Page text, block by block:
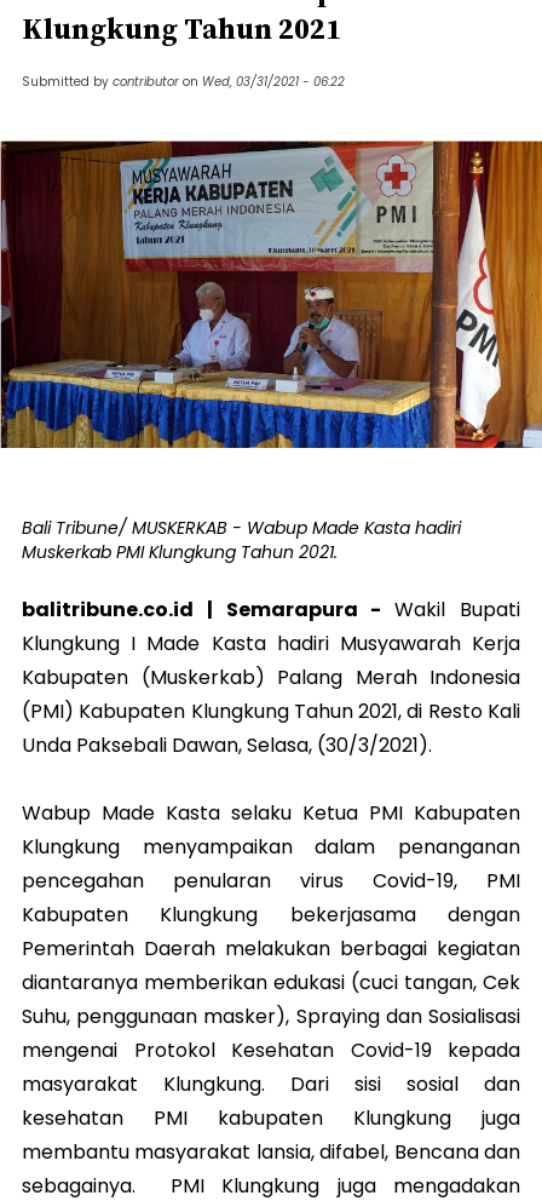
Klungkung Tahun 2021
Submitted by contributor on Wed, 03/31/2021 - 06:22
Bali Tribune/ MUSKERKAB - Wabup Made Kasta hadiri
Muskerkab PMI Klungkung Tahun 2021.
balitribune.co.id | Semarapura -Wakil Bupati
Klungkung I Made Kasta hadiri Musyawarah Kerja
Kabupaten (Muskerkab) Palang Merah Indonesia
(PMI) Kabupaten Klungkung Tahun 2021, di Resto Kali
Unda Paksebali Dawan, Selasa, (30/3/2021).
Wabup Made Kasta selaku Ketua PMI Kabupaten
Klungkung menyampaikan dalam penanganan
pencegahan penularan virus Covid-19, PMI
Kabupaten Klungkung bekerjasama dengan
Pemerintah Daerah melakukan berbagai kegiatan
diantaranya memberikan edukasi (cuci tangan, Cek
Suhu, penggunaan masker), Spraying dan Sosialisasi
mengenai Protokol Kesehatan Covid-19 kepada
masyarakat Klungkung. Dari sisi sosial dan
kesehatan PMI kabupaten Klungkung juga
membantu masyarakat lansia, difabel, Bencana dan
sebagainya. PMI Klungkung juga mengadakan